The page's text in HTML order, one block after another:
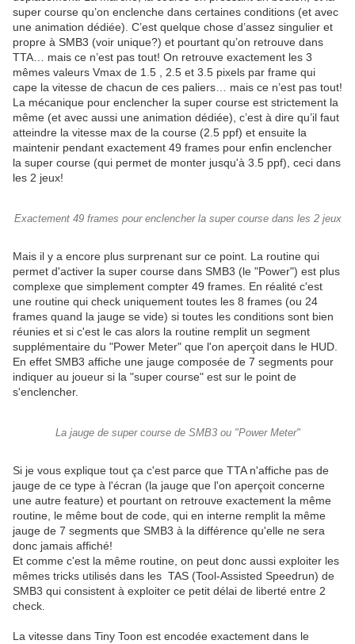
super course qu’on enclenche dans certaines conditions (et avec
une animation dédiée). C’est quelque chose d’assez singulier et
propre à SMB3 (voir unique?) et pourtant qu’on retrouve dans
TTA… mais ce n’est pas tout! On retrouve exactement les 3
mêmes valeurs Vmax de 1.5 , 2.5 et 3.5 pixels par frame qui
cape la vitesse de chacun de ces paliers… mais ce n’est pas tout!
La mécanique pour enclencher la super course est strictement la
même (et avec aussi une animation dédiée), c’est à dire qu’il faut
atteindre la vitesse max de la course (2.5 ppf) et ensuite la
maintenir pendant exactement 49 frames pour enfin enclencher
la super course (qui permet de monter jusqu'à 3.5 ppf), ceci dans
les 2 jeux!
Exactement 49 frames pour enclencher la super course dans les 2 jeux
Mais il y a encore plus surprenant sur ce point. La routine qui
permet d'activer la super course dans SMB3 (le "Power") est plus
complexe que simplement compter 49 frames. En réalité c'est
une routine qui check uniquement toutes les 8 frames (ou 24
frames quand la jauge se vide) si toutes les conditions sont bien
réunies et si c'est le cas alors la routine remplit un segment
supplémentaire du "Power Meter" que l'on aperçoit dans le HUD.
En effet SMB3 affiche une jauge composée de 7 segments pour
indiquer au joueur si la "super course" est sur le point de
s'enclencher.
La jauge de super course de SMB3 ou "Power Meter"
Si je vous explique tout ça c'est parce que TTA n'affiche pas de
jauge de ce type à l'écran (la jauge que l'on aperçoit concerne
une autre feature) et pourtant on retrouve exactement la même
routine, le même bout de code, qui en interne remplit la même
jauge de 7 segments que SMB3 à la différence qu'elle ne sera
donc jamais affiché!
Et comme c'est la même routine, on peut donc aussi exploiter les
mêmes tricks utilisés dans les TAS (Tool-Assisted Speedrun) de
SMB3 qui consistent à exploiter ce petit délai de liberté entre 2
check.
La vitesse dans Tiny Toon est encodée exactement dans le